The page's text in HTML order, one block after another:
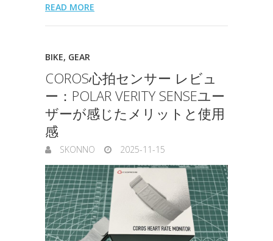
READ MORE
BIKE, GEAR
COROS心拍センサー レビュ
ー：POLAR VERITY SENSEユー
ザーが感じたメリットと使用
感
SKONNO 2025-11-15